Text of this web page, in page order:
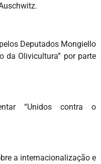
Deputados Mongiello
da Olivicultura” por parte
“Unidos contra o
a internacionalização e